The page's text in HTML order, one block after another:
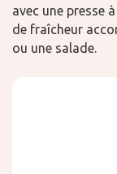
Téléchargements
avec une presse
de fraîcheur
ou une salade.